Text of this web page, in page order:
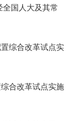
国人大及其常
综合改革试点实
改革试点实施